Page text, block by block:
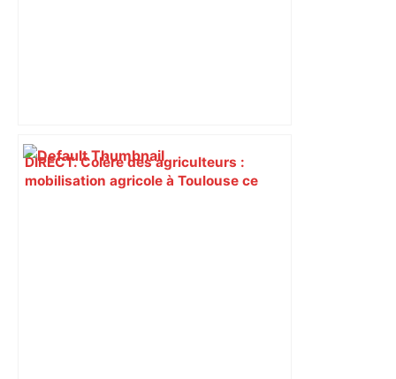
DIRECT. Colère des agriculteurs :
mobilisation agricole à Toulouse ce